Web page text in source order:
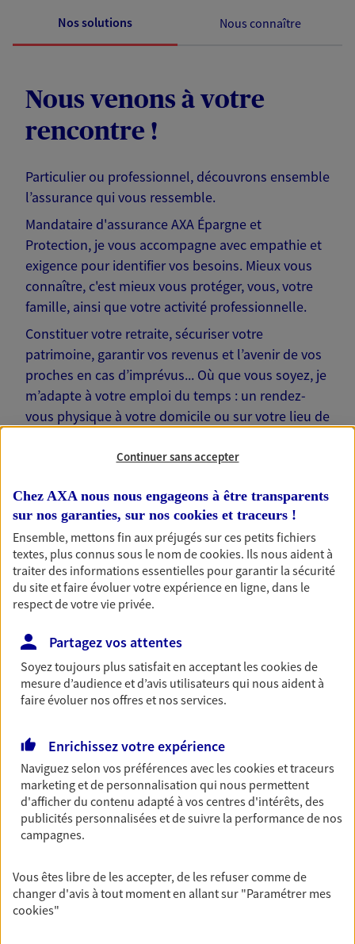
Nos solutions Nous connaître
Nous venons à votre
rencontre !
Particulier ou professionnel, découvrons ensemble
l’assurance qui vous ressemble.
Mandataire d'assurance AXA Épargne et
Protection, je vous accompagne avec empathie et
exigence pour identifier vos besoins. Mieux vous
connaître, c'est mieux vous protéger, vous, votre
famille, ainsi que votre activité professionnelle.
Constituer votre retraite, sécuriser votre
patrimoine, garantir vos revenus et l’avenir de vos
proches en cas d’imprévus... Où que vous soyez, je
m’adapte à votre emploi du temps : un rendez-
vous physique à votre domicile ou sur votre lieu de
Nos offres phares
Épargne
Réalisez vos projets grâce à votre épargne : achat
immobilier, études des enfants ou voyage autour
du monde… Épargnez à votre rythme et
simplement, selon votre profil.
Préparez sereinement ce nouveau chapitre de
votre vie avec les conseils d'un expert. Découvrez
notre solution PER (Plan Epargne Retraite)
spécialement conçue pour la retraite.
Couvrez vos dépenses de santé ainsi que celles de
votre famille avec la complémentaire santé qui
vous ressemble.
Continuer sans accepter
Chez AXA nous nous engageons à être transparents
sur nos garanties, sur nos cookies et traceurs !
Ensemble, mettons fin aux préjugés sur ces petits fichiers
textes, plus connus sous le nom decookies. Ils nous aident à
traiter des informations essentielles pour garantir la sécurité
du site et faire évoluer votre expérience en ligne, dans le
respect de votre vie privée.
Partagez vos attentes
Soyez toujours plus satisfait en acceptant lescookiesde
mesure d’audience et d’avis utilisateurs qui nous aident à
faire évoluer nos offres et nos services.
Enrichissez votre expérience
Naviguez selon vos préférences avec lescookies et traceurs
marketing et de personnalisation qui nous permettent
d'afficher du contenu adapté à vos centres d'intérêts, des
publicités personnalisées et de suivre la performance de nos
campagnes.
Vous êtes libre de les accepter, de les refuser comme de
changer d'avis à tout moment en allant sur "Paramétrer mes
cookies"